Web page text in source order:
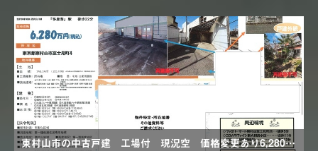
東村山市の中古戸建 工場付 現況空 価格変更あり6,280万円→4,480万円